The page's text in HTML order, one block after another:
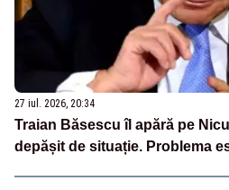
27 iul. 2026, 20:34
Traian Băsescu îl apără pe
depășit de situație. Problema